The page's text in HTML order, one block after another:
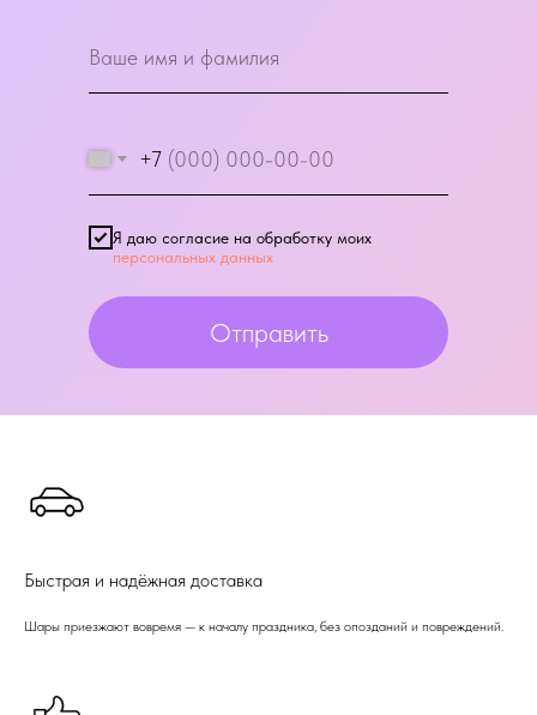
+7
Я даю согласие на обработку моих
персональных данных
Отправить
Быстрая и надёжная доставка
Шары приезжают вовремя — к началу праздника, без опозданий и повреждений.